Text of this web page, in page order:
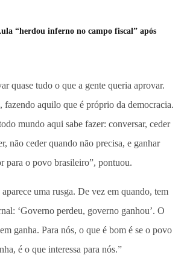
“herdou inferno no campo fiscal” após
quase tudo o que a gente queria aprovar.
fazendo aquilo que é próprio da democracia.
mundo aqui sabe fazer: conversar, ceder
não ceder quando não precisa, e ganhar
para o povo brasileiro”, pontuou.
uma rusga. De vez em quando, tem
‘Governo perdeu, governo ganhou’. O
ganha. Para nós, o que é bom é se o povo
é o que interessa para nós.”